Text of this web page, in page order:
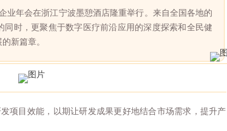
业年会在浙江宁波墨憩酒店隆重举行。来自全国各地的
时，更聚焦于数字医疗前沿应用的深度探索和全民健
新篇章。
项目效能，以期让研发成果更好地结合市场需求，提升产